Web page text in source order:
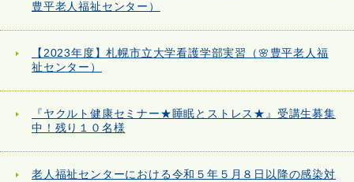
豊平老人福祉センター）
【2023年度】札幌市立大学看護学部実習（🌸豊平老人福
祉センター）
『ヤクルト健康セミナー★睡眠とストレス★』受講生募集
中！残り１０名様
老人福祉センターにおける令和５年５月８日以降の感染対